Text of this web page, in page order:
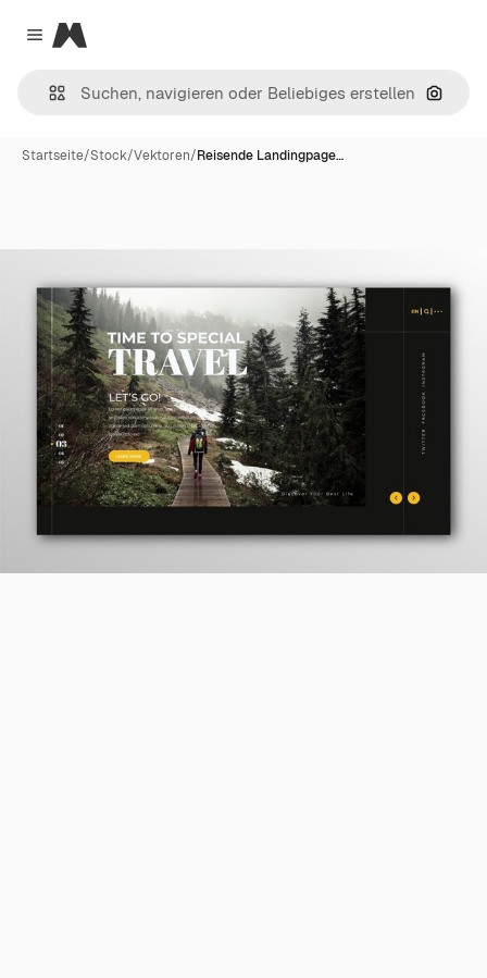
Close menu
Magnific
Nach
Startseite/Stock/Vektoren/Reisende Landingpage…